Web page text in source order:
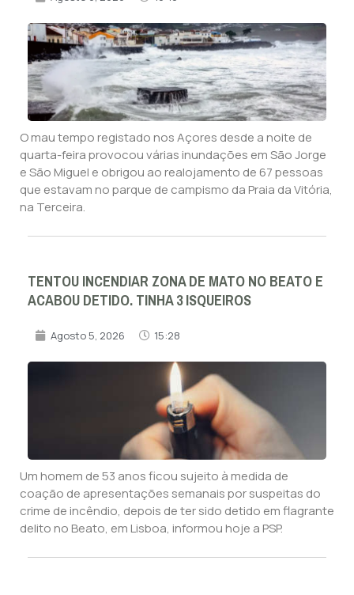
O mau tempo registado nos Açores desde a noite de
quarta-feira provocou várias inundações em São Jorge
e São Miguel e obrigou ao realojamento de 67 pessoas
que estavam no parque de campismo da Praia da Vitória,
na Terceira.
TENTOU INCENDIAR ZONA DE MATO NO BEATO E
ACABOU DETIDO. TINHA 3 ISQUEIROS
Agosto 5, 2026 15:28
Um homem de 53 anos ficou sujeito à medida de
coação de apresentações semanais por suspeitas do
crime de incêndio, depois de ter sido detido em flagrante
delito no Beato, em Lisboa, informou hoje a PSP.